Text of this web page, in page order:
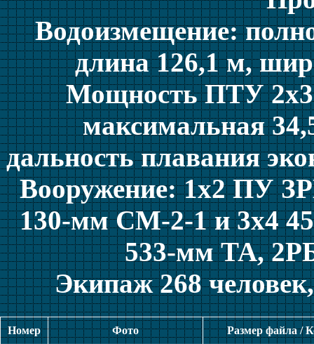
Водоизмещение:
длина 126,1 м,
Мощность ПТУ
максимальная
дальность плавания
Вооружение: 1х2 ПУ
130-мм СМ-2-1 и 3х4
533-мм ТА,
Экипаж 268
Номер Фото Размер файла /